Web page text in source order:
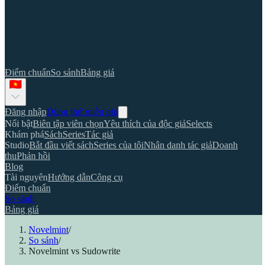
Điểm chuẩnSo sánhBảng giá
Đăng nhậpDùng thử miễn phí
Nổi bậtBiên tập viên chọnYêu thích của độc giảSelects
Khám pháSáchSeriesTác giả
StudioBắt đầu viết sáchSeries của tôiNhân danh tác giảDoanh
thuPhản hồi
Blog
Tài nguyênHướng dẫnCông cụ
Điểm chuẩn
So sánh
Bảng giá
Novelmint/
So sánh/
Novelmint vs Sudowrite